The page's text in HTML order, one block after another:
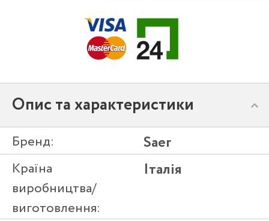
Опис та характеристики
Бренд: Saer
Країна
виробництва/
виготовлення:
Італія